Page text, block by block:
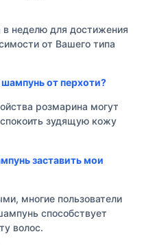
неделю для достижения
от Вашего типа
от перхоти?
розмарина могут
зудящую кожу
заставить мои
многие пользователи
способствует
волос.